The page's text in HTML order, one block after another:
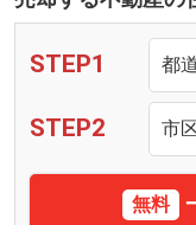
STEP1
STEP2
無料